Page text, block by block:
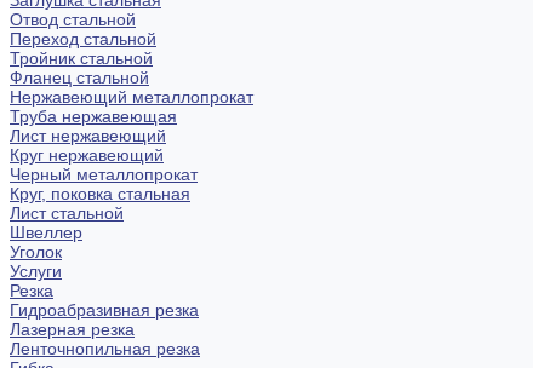
Отвод стальной
Переход стальной
Тройник стальной
Фланец стальной
Нержавеющий металлопрокат
Труба нержавеющая
Лист нержавеющий
Круг нержавеющий
Черный металлопрокат
Круг, поковка стальная
Лист стальной
Швеллер
Уголок
Услуги
Резка
Гидроабразивная резка
Лазерная резка
Ленточнопильная резка